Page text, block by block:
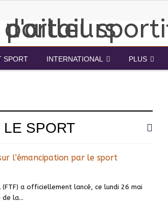
SPORT INTERNATIONAL PLUS
LE SPORT
l’émancipation par le sport
a officiellement lancé, ce lundi 26 mai
de la…